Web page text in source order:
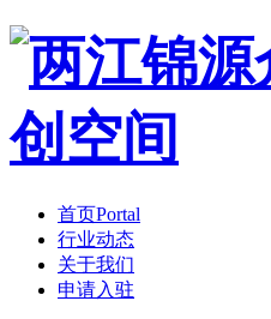
首页Portal
行业动态
关于我们
申请入驻